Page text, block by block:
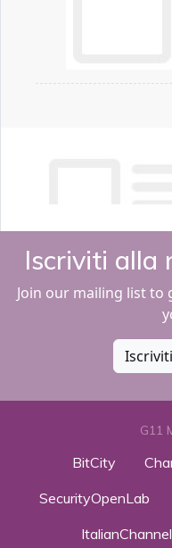
Iscriviti alla
Join our mailing list to
G11
BitCity
SecurityOpenLab